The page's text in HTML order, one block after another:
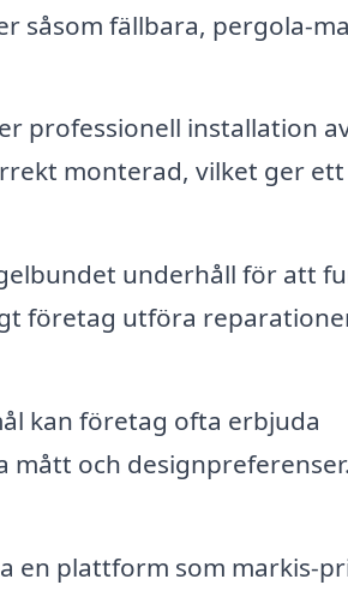
såsom fällbara, pergola-
professionell installation
monterad, vilket ger
underhåll för att
företag utföra
kan företag ofta erbjuda
och
en plattform som markis-